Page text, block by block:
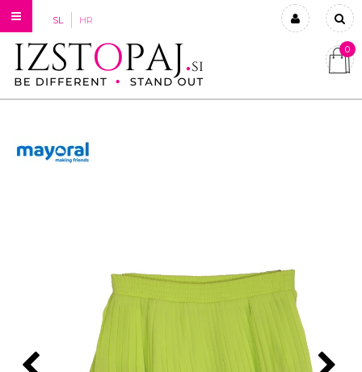
SL HR
Prijavi se
0